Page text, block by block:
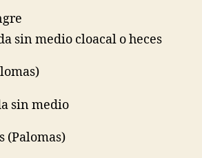
sin medio cloacal o heces
sin medio
(Palomas)